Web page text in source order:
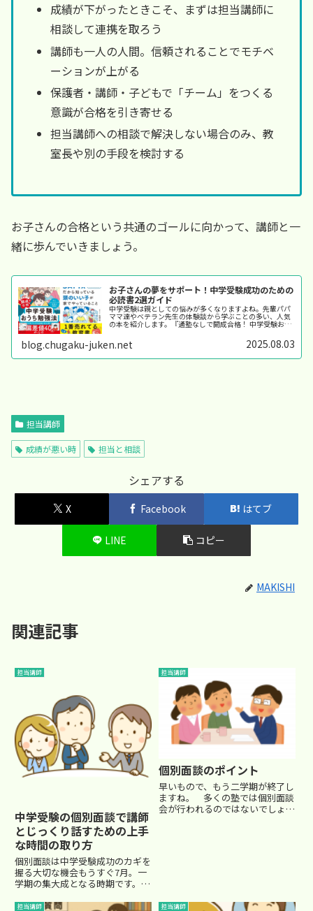
成績が下がったときこそ、まずは担当講師に
相談して連携を取ろう
講師も一人の人間。信頼されることでモチベ
ーションが上がる
保護者・講師・子どもで「チーム」をつくる
意識が合格を引き寄せる
担当講師への相談で解決しない場合のみ、教
室長や別の手段を検討する
お子さんの合格という共通のゴールに向かって、講師と一
緒に歩んでいきましょう。
お子さんの夢をサポート！中学受験成功のための
必読書2選ガイド
中学受験は親としての悩みが多くなりますよね。先輩パパ
ママ達やベテラン先生の体験談から学ぶことの多い、人気
の本を紹介します。『通塾なしで開成合格！ 中学受験おう
blog.chugaku-juken.net 2025.08.03
担当講師
成績が悪い時 担当と相談
シェアする
X Facebook はてブ
LINE コピー
MAKISHI
関連記事
担当講師
中学受験の個別面談で講師
とじっくり話すための上手
な時間の取り方
個別面談は中学受験成功のカギを
握る大切な機会もうすぐ7月。一
学期の集大成となる時期です。多
なテストが予定されており、ここ
担当講師
個別面談のポイント
早いもので、もう二学期が終了し
ますね。 多くの塾では個別面談
会が行われるのではないでしょう
担当講師 担当講師